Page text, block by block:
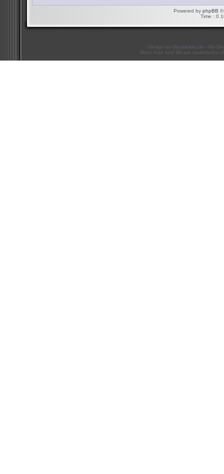
Powered by phpBB ©
Time :
Design by Doublekey.de - Re-
Mario Kart and Wii are trademarks